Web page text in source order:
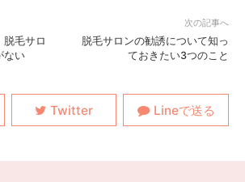
脱毛サロ
ない
脱毛サロンの勧誘について知っ
ておきたい3つのこと